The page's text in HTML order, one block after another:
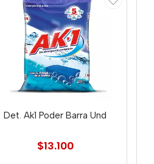
Det. Ak1 Poder Barra Und
$13.100